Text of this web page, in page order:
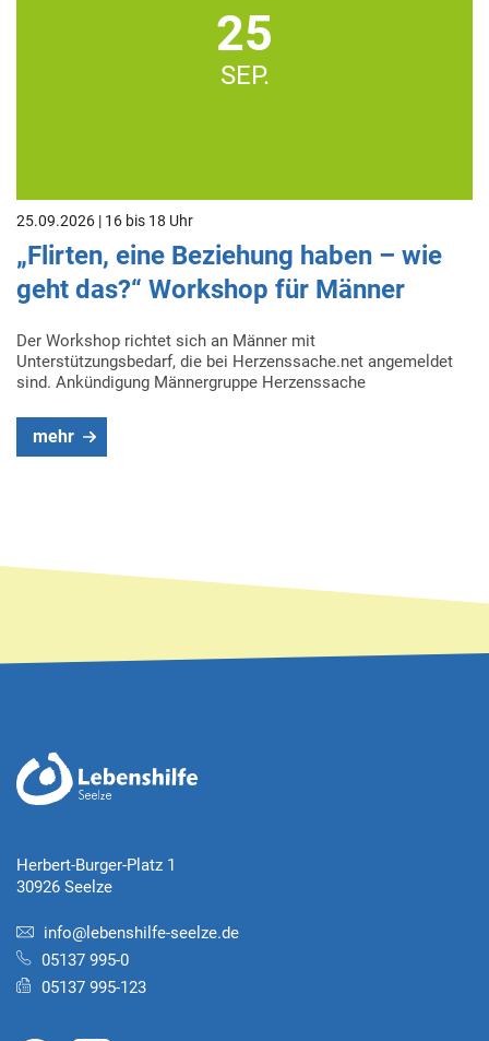
25
SEP.
25.09.2026 | 16 bis 18 Uhr
„Flirten, eine Beziehung haben – wie
geht das?“ Workshop für Männer
Der Workshop richtet sich an Männer mit
Unterstützungsbedarf, die bei Herzenssache.net angemeldet
sind. Ankündigung Männergruppe Herzenssache
mehr
Herbert-Burger-Platz 1
30926 Seelze
info@lebenshilfe-seelze.de
05137 995-0
05137 995-123